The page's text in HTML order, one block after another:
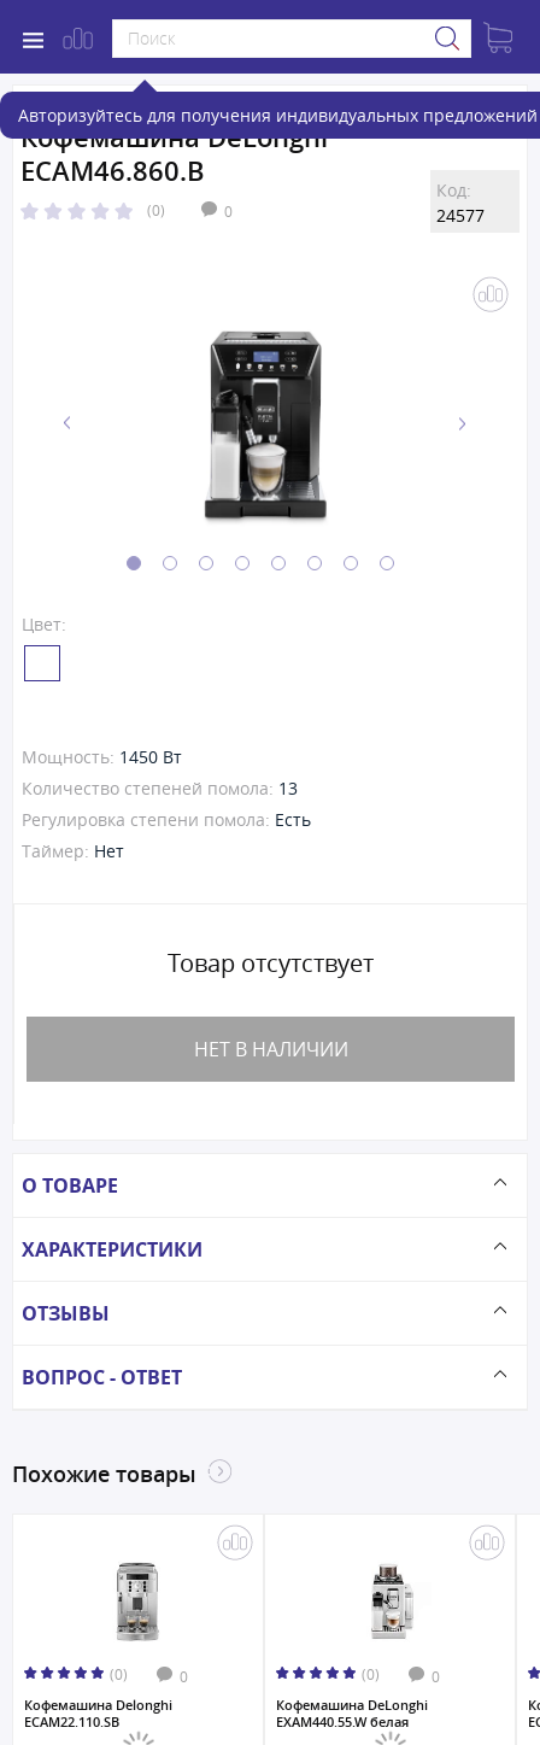
Авторизуйтесь для получения индивидуальных предложений
Кофемашина DeLonghi
ECAM46.860.B
(0) 0
Код:
24577
Цвет:
Мощность: 1450 Вт
Количество степеней помола: 13
Регулировка степени помола: Есть
Таймер: Нет
Товар отсутствует
НЕТ В НАЛИЧИИ
О ТОВАРЕ
ХАРАКТЕРИСТИКИ
ОТЗЫВЫ
ВОПРОС - ОТВЕТ
Похожие товары
(0) 0
Кофемашина Delonghi
ECAM22.110.SB
(0) 0
Кофемашина DeLonghi
EXAM440.55.W белая